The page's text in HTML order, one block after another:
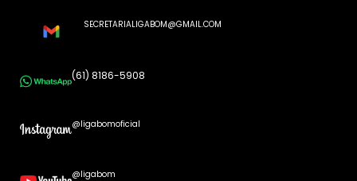
SECRETARIALIGABOM@GMAIL.COM
(61) 8186-5908
@ligabomoficial
@ligabom